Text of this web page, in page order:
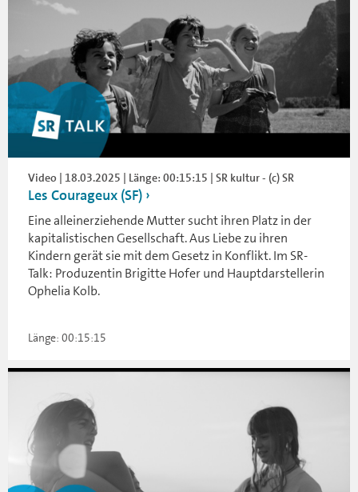
Video | 18.03.2025 | Länge: 00:15:15 | SR kultur - (c) SR
Les Courageux (SF)
Eine alleinerziehende Mutter sucht ihren Platz in der
kapitalistischen Gesellschaft. Aus Liebe zu ihren
Kindern gerät sie mit dem Gesetz in Konflikt. Im SR-
Talk: Produzentin Brigitte Hofer und Hauptdarstellerin
Ophelia Kolb.
Länge: 00:15:15